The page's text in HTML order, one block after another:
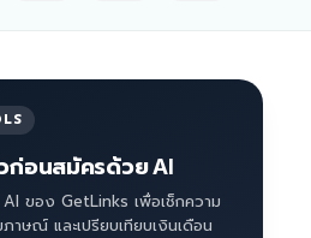
ก่อนสมัครด้วย AI
AI ของ GetLinks เพื่อเช็กความ
าษณ์ และเปรียบเทียบเงินเดือน